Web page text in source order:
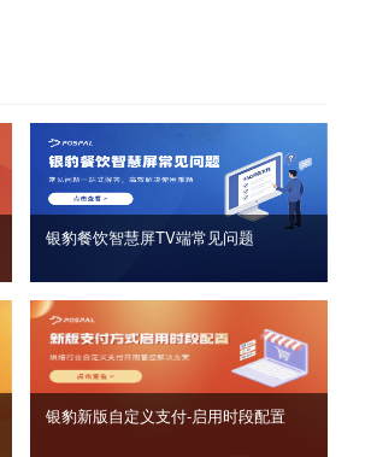
银豹餐饮智慧屏TV端常见问题
银豹新版自定义支付‑启用时段配置